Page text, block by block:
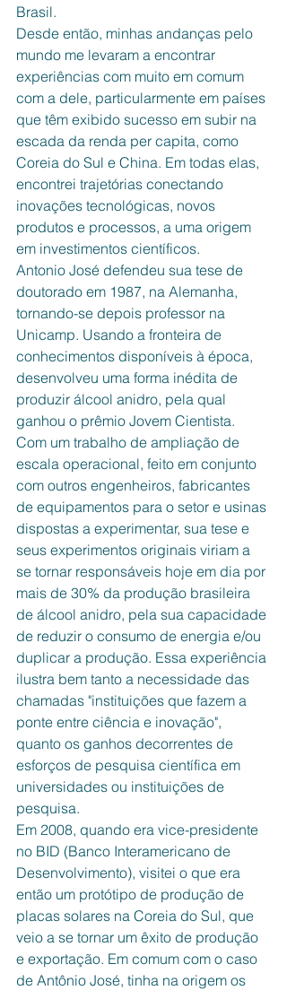
Brasil.
Desde então, minhas andanças pelo
mundo me levaram a encontrar
experiências com muito em comum
com a dele, particularmente em países
que têm exibido sucesso em subir na
escada da renda per capita, como
Coreia do Sul e China. Em todas elas,
encontrei trajetórias conectando
inovações tecnológicas, novos
produtos e processos, a uma origem
em investimentos científicos.
Antonio José defendeu sua tese de
doutorado em 1987, na Alemanha,
tornando-se depois professor na
Unicamp. Usando a fronteira de
conhecimentos disponíveis à época,
desenvolveu uma forma inédita de
produzir álcool anidro, pela qual
ganhou o prêmio Jovem Cientista.
Com um trabalho de ampliação de
escala operacional, feito em conjunto
com outros engenheiros, fabricantes
de equipamentos para o setor e usinas
dispostas a experimentar, sua tese e
seus experimentos originais viriam a
se tornar responsáveis hoje em dia por
mais de 30% da produção brasileira
de álcool anidro, pela sua capacidade
de reduzir o consumo de energia e/ou
duplicar a produção. Essa experiência
ilustra bem tanto a necessidade das
chamadas "instituições que fazem a
ponte entre ciência e inovação",
quanto os ganhos decorrentes de
esforços de pesquisa científica em
universidades ou instituições de
pesquisa.
Em 2008, quando era vice-presidente
no BID (Banco Interamericano de
Desenvolvimento), visitei o que era
então um protótipo de produção de
placas solares na Coreia do Sul, que
veio a se tornar um êxito de produção
e exportação. Em comum com o caso
de Antônio José, tinha na origem os